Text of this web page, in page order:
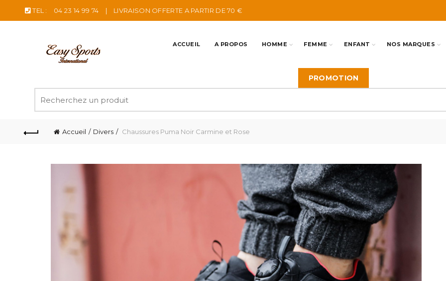
TEL : 04 23 14 99 74 | LIVRAISON OFFERTE A PARTIR DE 70 €
ACCUEIL A PROPOS HOMME FEMME ENFANT NOS MARQUES
PROMOTION
pour
:
Accueil Divers Chaussures Puma Noir Carmine et Rose